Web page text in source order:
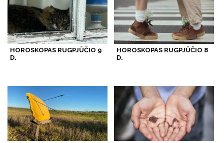
HOROSKOPAS RUGPJŪČIO 9
D.
HOROSKOPAS RUGPJŪČIO 8
D.